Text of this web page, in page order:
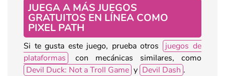
JUEGA A MÁS JUEGOS
GRATUITOS EN LÍNEA COMO
PIXEL PATH
Si te gusta este juego, prueba otros
juegos de
plataformas
con mecánicas similares, como
Devil Duck: Not a Troll Game y Devil Dash .